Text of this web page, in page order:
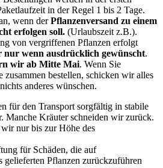
in der Regel 1 bis 2 Tage.
wenn derPflanzenversand zu einem
erfolgen soll. (Urlaubszeit z.B.).
von vergriffenen Pflanzen erfolgt
nur wenn ausdrücklich gewünscht.
wir ab Mitte Mai. Wenn Sie
bestellen, schicken wir alles
anderes wünschen.
für den Transport sorgfältig in stabile
Manche Kräuter schneiden wir zurück.
nur bis zur Höhe des
für Schäden, die auf
gelieferten Pflanzen zurückzuführen